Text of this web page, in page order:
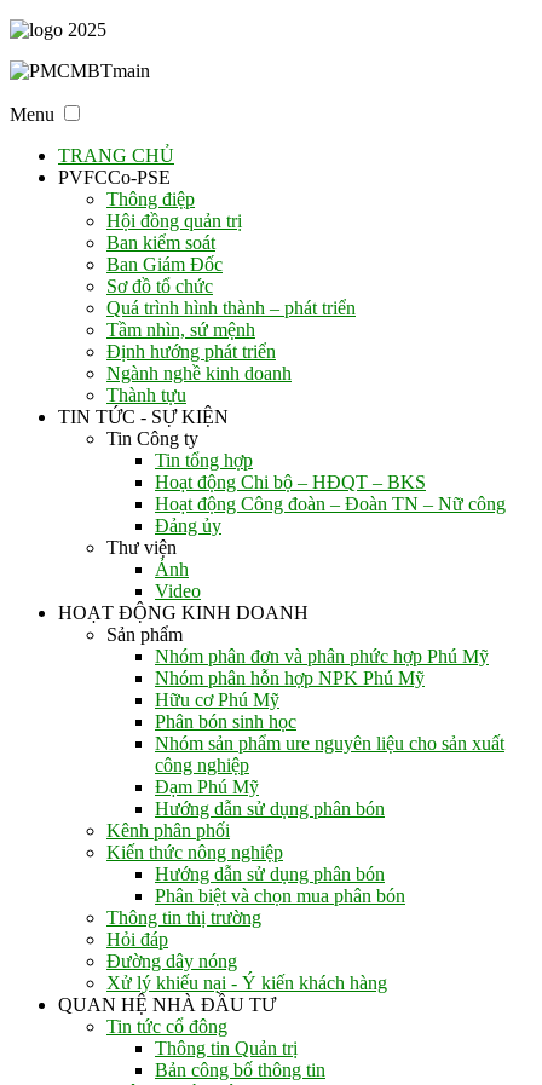
Menu
TRANG CHỦ
PVFCCo-PSE
Thông điệp
Hội đồng quản trị
Ban kiểm soát
Ban Giám Đốc
Sơ đồ tổ chức
Quá trình hình thành – phát triển
Tầm nhìn, sứ mệnh
Định hướng phát triển
Ngành nghề kinh doanh
Thành tựu
TIN TỨC - SỰ KIỆN
Tin Công ty
Tin tổng hợp
Hoạt động Chi bộ – HĐQT – BKS
Hoạt động Công đoàn – Đoàn TN – Nữ công
Đảng ủy
Thư viện
Ảnh
Video
HOẠT ĐỘNG KINH DOANH
Sản phẩm
Nhóm phân đơn và phân phức hợp Phú Mỹ
Nhóm phân hỗn hợp NPK Phú Mỹ
Hữu cơ Phú Mỹ
Phân bón sinh học
Nhóm sản phẩm ure nguyên liệu cho sản xuất
công nghiệp
Đạm Phú Mỹ
Hướng dẫn sử dụng phân bón
Kênh phân phối
Kiến thức nông nghiệp
Hướng dẫn sử dụng phân bón
Phân biệt và chọn mua phân bón
Thông tin thị trường
Hỏi đáp
Đường dây nóng
Xử lý khiếu nại - Ý kiến khách hàng
QUAN HỆ NHÀ ĐẦU TƯ
Tin tức cổ đông
Thông tin Quản trị
Bản công bố thông tin